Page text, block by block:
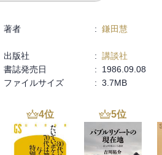
著者 : 鎌田慧
出版社 : 講談社
書誌発売日 :
1986.09.08
ファイルサイズ : 3.7MB
4位 5位